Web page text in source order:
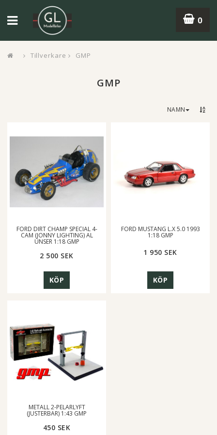
0
Tillverkare GMP
GMP
NAMN
FORD DIRT CHAMP SPECIAL 4-
CAM (JONNY LIGHTING) AL
UNSER 1:18 GMP
2 500 SEK
KÖP
FORD MUSTANG L.X 5.0 1993
1:18 GMP
1 950 SEK
KÖP
METALL 2-PELARLYFT
(JUSTERBAR) 1:43 GMP
450 SEK